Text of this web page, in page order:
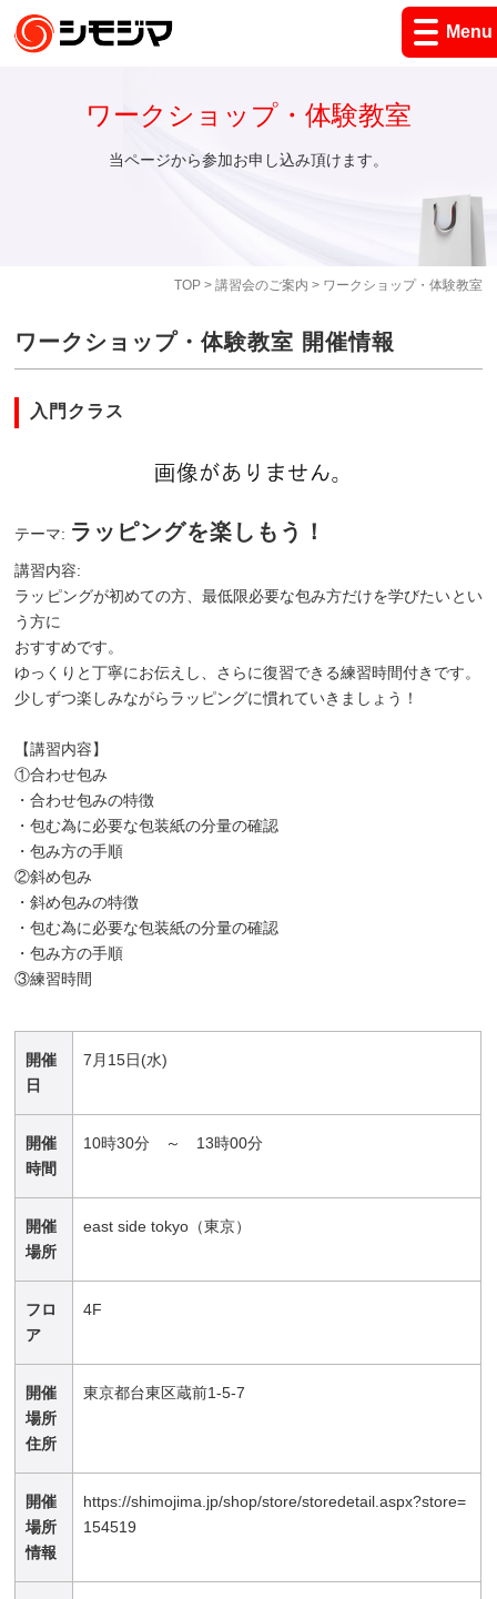
Menu
TOP> 講習会のご案内 > ワークショップ・体験教室
ワークショップ・体験教室
当ページから参加お申し込み頂けます。
ワークショップ・体験教室 開催情報
入門クラス
テーマ: ラッピングを楽しもう！
講習内容:
ラッピングが初めての方、最低限必要な包み方だけを学びたいとい
う方に
おすすめです。
ゆっくりと丁寧にお伝えし、さらに復習できる練習時間付きです。
少しずつ楽しみながらラッピングに慣れていきましょう！
【講習内容】
①合わせ包み
・合わせ包みの特徴
・包む為に必要な包装紙の分量の確認
・包み方の手順
②斜め包み
・斜め包みの特徴
・包む為に必要な包装紙の分量の確認
・包み方の手順
③練習時間
開催
日
7月15日(水)
開催
時間
10時30分 ～ 13時00分
開催
場所
east side tokyo（東京）
フロ
ア
4F
開催
場所
住所
東京都台東区蔵前1-5-7
開催
場所
情報
https://shimojima.jp/shop/store/storedetail.aspx?store=
154519